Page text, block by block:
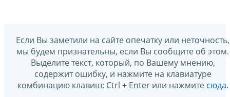
Если Вы заметили на сайте опечатку или неточность,
мы будем признательны, если Вы сообщите об этом.
Выделите текст, который, по Вашему мнению,
содержит ошибку, и нажмите на клавиатуре
комбинацию клавиш: Ctrl + Enter или нажмите сюда.